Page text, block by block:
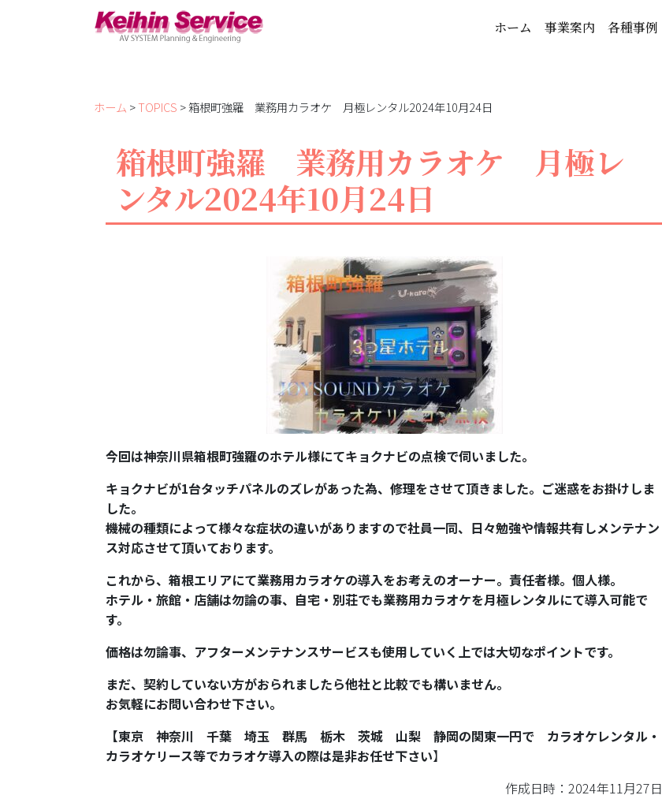
ホーム 事業案内 各種事例
ホーム >TOPICS > 箱根町強羅 業務用カラオケ 月極レンタル2024年10月24日
箱根町強羅 業務用カラオケ 月極レ
ンタル2024年10月24日
今回は神奈川県箱根町強羅のホテル様にてキョクナビの点検で伺いました。
キョクナビが1台タッチパネルのズレがあった為、修理をさせて頂きました。ご迷惑をお掛けしま
した。
機械の種類によって様々な症状の違いがありますので社員一同、日々勉強や情報共有しメンテナン
ス対応させて頂いております。
これから、箱根エリアにて業務用カラオケの導入をお考えのオーナー。責任者様。個人様。
ホテル・旅館・店舗は勿論の事、自宅・別荘でも業務用カラオケを月極レンタルにて導入可能で
す。
価格は勿論事、アフターメンテナンスサービスも使用していく上では大切なポイントです。
まだ、契約していない方がおられましたら他社と比較でも構いません。
お気軽にお問い合わせ下さい。
【東京 神奈川 千葉 埼玉 群馬 栃木 茨城 山梨 静岡の関東一円で カラオケレンタル・
カラオケリース等でカラオケ導入の際は是非お任せ下さい】
作成日時：2024年11月27日